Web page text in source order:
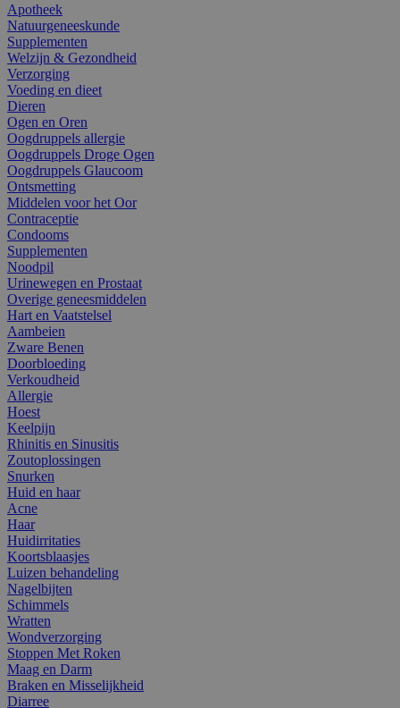
Apotheek
Natuurgeneeskunde
Supplementen
Welzijn & Gezondheid
Verzorging
Voeding en dieet
Dieren
Ogen en Oren
Oogdruppels allergie
Oogdruppels Droge Ogen
Oogdruppels Glaucoom
Ontsmetting
Middelen voor het Oor
Contraceptie
Condooms
Supplementen
Noodpil
Urinewegen en Prostaat
Overige geneesmiddelen
Hart en Vaatstelsel
Aambeien
Zware Benen
Doorbloeding
Verkoudheid
Allergie
Hoest
Keelpijn
Rhinitis en Sinusitis
Zoutoplossingen
Snurken
Huid en haar
Acne
Haar
Huidirritaties
Koortsblaasjes
Luizen behandeling
Nagelbijten
Schimmels
Wratten
Wondverzorging
Stoppen Met Roken
Maag en Darm
Braken en Misselijkheid
Diarree